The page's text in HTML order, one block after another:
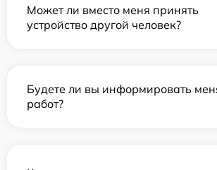
Может ли вместо меня принять
устройство другой человек?
Будете ли вы информировать
работ?